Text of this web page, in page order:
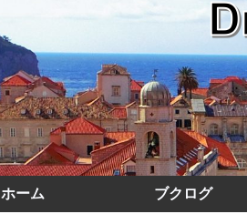
ホーム ブクログ